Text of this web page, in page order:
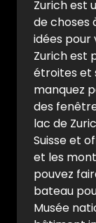
Zurich est
de choses
idées pour
Zurich est
étroites et
manquez
des
lac de
Suisse et
et les
pouvez
bateau
Musée